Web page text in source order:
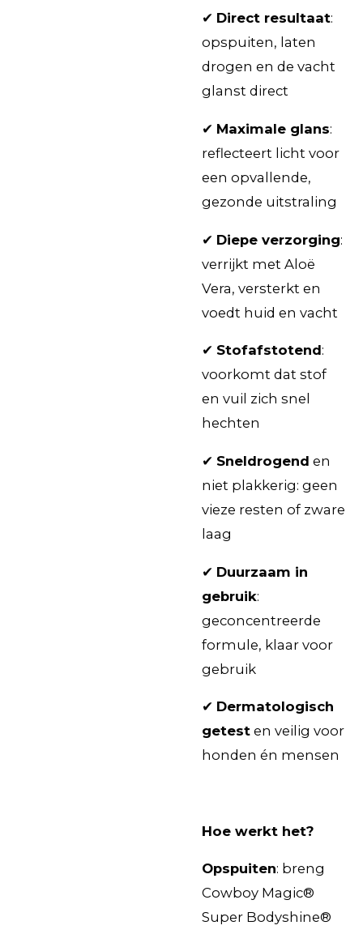
✔ Direct resultaat:
opspuiten, laten
drogen en de vacht
glanst direct
✔ Maximale glans:
reflecteert licht voor
een opvallende,
gezonde uitstraling
✔ Diepe verzorging:
verrijkt met Aloë
Vera, versterkt en
voedt huid en vacht
✔ Stofafstotend:
voorkomt dat stof
en vuil zich snel
hechten
✔ Sneldrogend en
niet plakkerig: geen
vieze resten of zware
laag
✔ Duurzaam in
gebruik:
geconcentreerde
formule, klaar voor
gebruik
✔ Dermatologisch
getest en veilig voor
honden én mensen
Hoe werkt het?
Opspuiten: breng
Cowboy Magic®
Super Bodyshine®